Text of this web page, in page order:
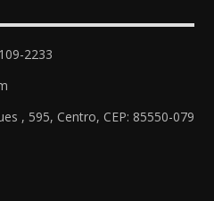
2233
, 595, Centro, CEP: 85550-079